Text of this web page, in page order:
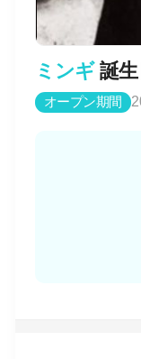
ミンギ 誕
オープン期間